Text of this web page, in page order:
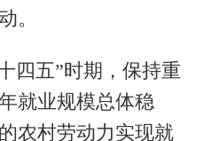
。
四五”时期，保持重
就业规模总体稳
农村劳动力实现就